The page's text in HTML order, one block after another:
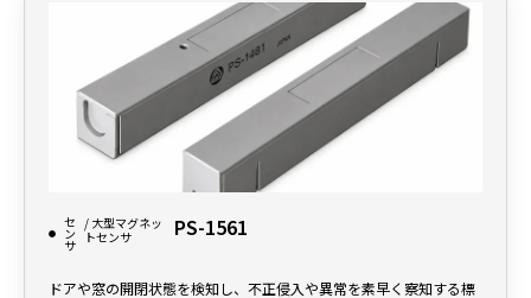
セ
ン
サ
/ 大型マグネッ
トセンサ
PS-1561
ドアや窓の開閉状態を検知し、不正侵入や異常を素早く察知する標